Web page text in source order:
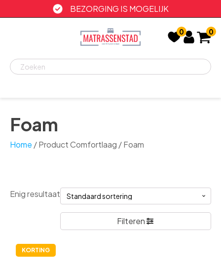
BEZORGING IS MOGELIJK
0 0
Foam
Home / Product Comfortlaag / Foam
Enig resultaat
Filteren
KORTING